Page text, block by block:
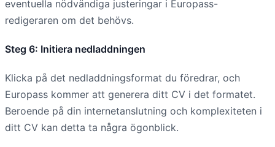
eventuella nödvändiga justeringar i Europass-
redigeraren om det behövs.
Steg 6: Initiera nedladdningen
Klicka på det nedladdningsformat du föredrar, och
Europass kommer att generera ditt CV i det formatet.
Beroende på din internetanslutning och komplexiteten i
ditt CV kan detta ta några ögonblick.